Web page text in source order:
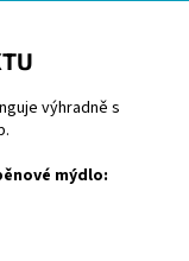
výhradně s
mýdlo: